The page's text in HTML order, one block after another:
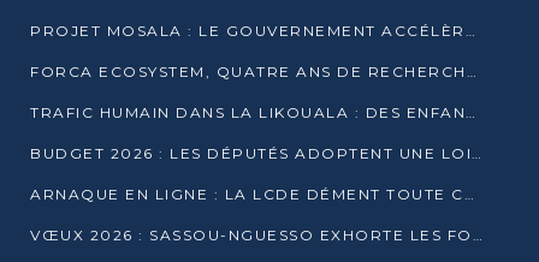
PROJET MOSALA : LE GOUVERNEMENT ACCÉLÈRE L’INSERTION DES JEUNES EN 2026
FORCA ECOSYSTEM, QUATRE ANS DE RECHERCHE DE TERRAIN AVANT UN LANCEMENT OFFICIEL EN 2026
TRAFIC HUMAIN DANS LA LIKOUALA : DES ENFANTS AUTOCHTONES RÉDUITS AU TRAVAIL FORCÉ
BUDGET 2026 : LES DÉPUTÉS ADOPTENT UNE LOI DES FINANCES DE PLUS DE 2500 MILLIARDS FCFA
ARNAQUE EN LIGNE : LA LCDE DÉMENT TOUTE CAMPAGNE DE RECRUTEMENT
VŒUX 2026 : SASSOU-NGUESSO EXHORTE LES FORCES VIVES À RENFORCER L’UNITÉ